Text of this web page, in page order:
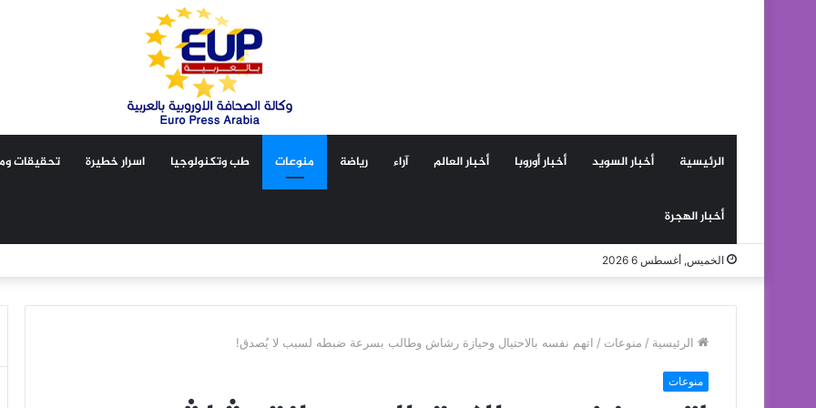
الرئيسية أخبار السويد أخبار أوروبا أخبار العالم آراء رياضة منوعات طب وتكنولوجيا اسرار خطيرة تحقيقات
أخبار الهجرة
الخميس, أغسطس 6 2026
الرئيسية / منوعات / اتهم نفسه بالاحتيال وحيازة رشاش وطالب بسرعة ضبطه لسبب لا يُصدق!
منوعات